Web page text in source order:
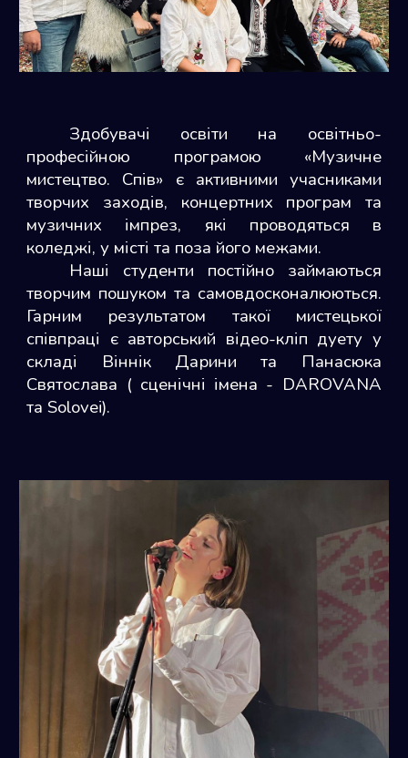
Здобувачі освіти на освітньо-
професійною програмою «Музичне
мистецтво. Спів» є активними учасниками
творчих заходів, концертних програм та
музичних імпрез, які проводяться в
коледжі, у місті та поза його межами.
Наші студенти постійно займаються
творчим пошуком та самовдосконалюються.
Гарним результатом такої мистецької
співпраці є авторський відео-кліп дуету у
складі Віннік Дарини та Панасюка
Святослава ( сценічні імена - DAROVANA
та Solovei).